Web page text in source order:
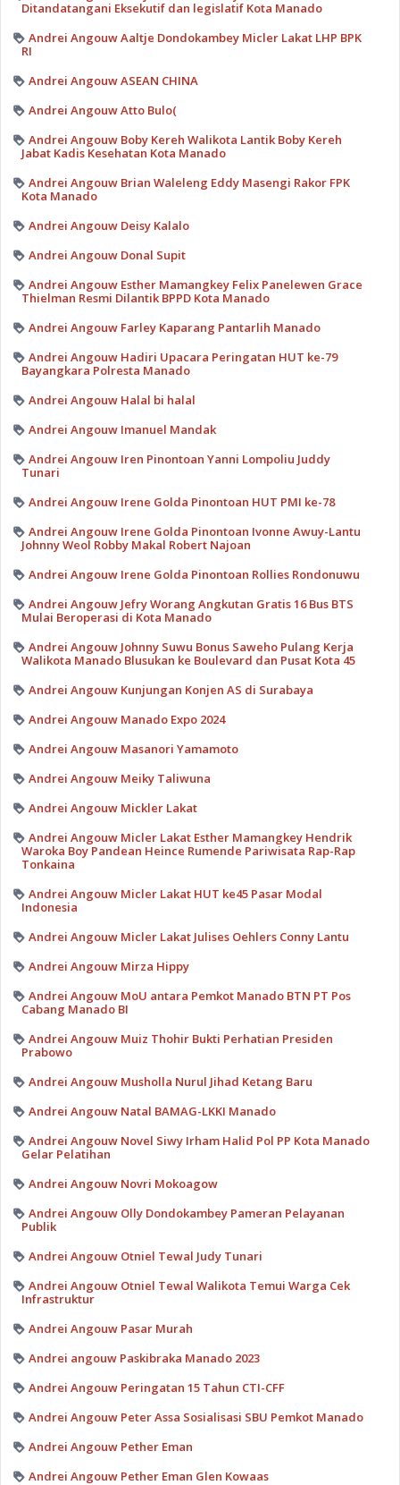
Ditandatangani Eksekutif dan legislatif Kota Manado
Andrei Angouw Aaltje Dondokambey Micler Lakat LHP BPK
RI
Andrei Angouw ASEAN CHINA
Andrei Angouw Atto Bulo(
Andrei Angouw Boby Kereh Walikota Lantik Boby Kereh
Jabat Kadis Kesehatan Kota Manado
Andrei Angouw Brian Waleleng Eddy Masengi Rakor FPK
Kota Manado
Andrei Angouw Deisy Kalalo
Andrei Angouw Donal Supit
Andrei Angouw Esther Mamangkey Felix Panelewen Grace
Thielman Resmi Dilantik BPPD Kota Manado
Andrei Angouw Farley Kaparang Pantarlih Manado
Andrei Angouw Hadiri Upacara Peringatan HUT ke-79
Bayangkara Polresta Manado
Andrei Angouw Halal bi halal
Andrei Angouw Imanuel Mandak
Andrei Angouw Iren Pinontoan Yanni Lompoliu Juddy
Tunari
Andrei Angouw Irene Golda Pinontoan HUT PMI ke-78
Andrei Angouw Irene Golda Pinontoan Ivonne Awuy-Lantu
Johnny Weol Robby Makal Robert Najoan
Andrei Angouw Irene Golda Pinontoan Rollies Rondonuwu
Andrei Angouw Jefry Worang Angkutan Gratis 16 Bus BTS
Mulai Beroperasi di Kota Manado
Andrei Angouw Johnny Suwu Bonus Saweho Pulang Kerja
Walikota Manado Blusukan ke Boulevard dan Pusat Kota 45
Andrei Angouw Kunjungan Konjen AS di Surabaya
Andrei Angouw Manado Expo 2024
Andrei Angouw Masanori Yamamoto
Andrei Angouw Meiky Taliwuna
Andrei Angouw Mickler Lakat
Andrei Angouw Micler Lakat Esther Mamangkey Hendrik
Waroka Boy Pandean Heince Rumende Pariwisata Rap-Rap
Tonkaina
Andrei Angouw Micler Lakat HUT ke45 Pasar Modal
Indonesia
Andrei Angouw Micler Lakat Julises Oehlers Conny Lantu
Andrei Angouw Mirza Hippy
Andrei Angouw MoU antara Pemkot Manado BTN PT Pos
Cabang Manado BI
Andrei Angouw Muiz Thohir Bukti Perhatian Presiden
Prabowo
Andrei Angouw Musholla Nurul Jihad Ketang Baru
Andrei Angouw Natal BAMAG-LKKI Manado
Andrei Angouw Novel Siwy Irham Halid Pol PP Kota Manado
Gelar Pelatihan
Andrei Angouw Novri Mokoagow
Andrei Angouw Olly Dondokambey Pameran Pelayanan
Publik
Andrei Angouw Otniel Tewal Judy Tunari
Andrei Angouw Otniel Tewal Walikota Temui Warga Cek
Infrastruktur
Andrei Angouw Pasar Murah
Andrei angouw Paskibraka Manado 2023
Andrei Angouw Peringatan 15 Tahun CTI-CFF
Andrei Angouw Peter Assa Sosialisasi SBU Pemkot Manado
Andrei Angouw Pether Eman
Andrei Angouw Pether Eman Glen Kowaas